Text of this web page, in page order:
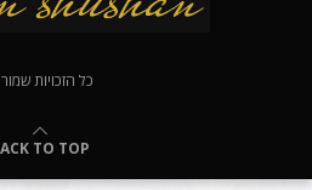
כל הזכויות
TO TOP